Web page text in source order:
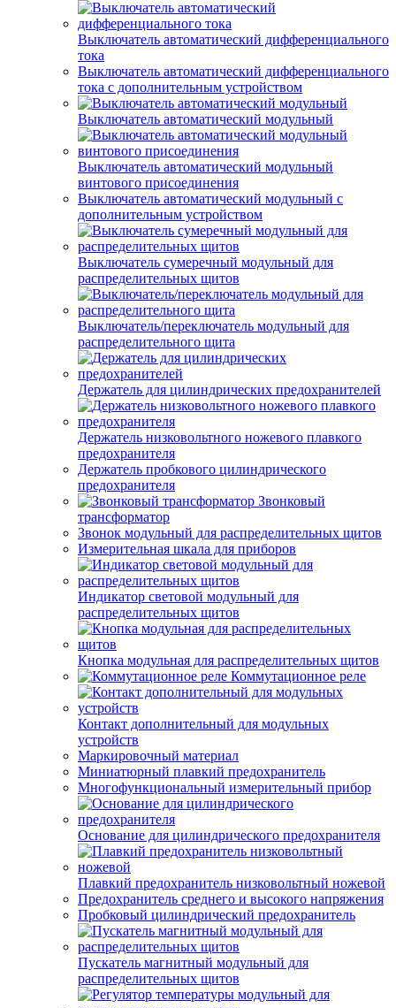
Выключатель автоматический дифференциального
тока
Выключатель автоматический дифференциального
тока с дополнительным устройством
Выключатель автоматический модульный
Выключатель автоматический модульный
винтового присоединения
Выключатель автоматический модульный с
дополнительным устройством
Выключатель сумеречный модульный для
распределительных щитов
Выключатель/переключатель модульный для
распределительного щита
Держатель для цилиндрических предохранителей
Держатель низковольтного ножевого плавкого
предохранителя
Держатель пробкового цилиндрического
предохранителя
Звонковый
трансформатор
Звонок модульный для распределительных щитов
Измерительная шкала для приборов
Индикатор световой модульный для
распределительных щитов
Кнопка модульная для распределительных щитов
Коммутационное реле
Контакт дополнительный для модульных
устройств
Маркировочный материал
Миниатюрный плавкий предохранитель
Многофункциональный измерительный прибор
Основание для цилиндрического предохранителя
Плавкий предохранитель низковольтный ножевой
Предохранитель среднего и высокого напряжения
Пробковый цилиндрический предохранитель
Пускатель магнитный модульный для
распределительных щитов